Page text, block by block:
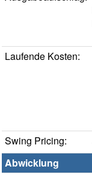
Laufende Kosten:
Swing Pricing:
Abwicklung